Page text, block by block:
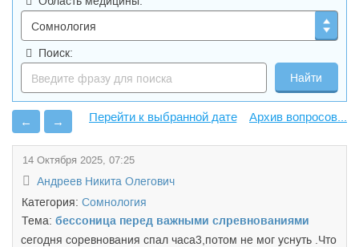
Поиск:
← → Архив вопросов...
14 Октября 2025, 07:25
Андреев Никита Олегович
Категория: Сомнология
Тема: бессоница перед важными слревнованиями
сегодня соревнования спал часа3,потом не мог уснуть .Что